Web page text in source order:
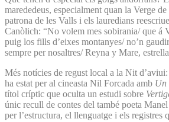
marededeus, especialment quan la Verge
patrona de les Valls i els lauredians
Canòlich: “No volem mes sobirania/ que á
puig los fills d’eixes montanyes/ no’n
sempre per nosaltres/ Reyna y Mare,
Més notícies de regust local a la Nit
ha estat per al cineasta Nil Forcada amb Un
títol críptic que oculta un estudi sobre
únic recull de contes del també poeta
per l’estructura, el llenguatge i els registres